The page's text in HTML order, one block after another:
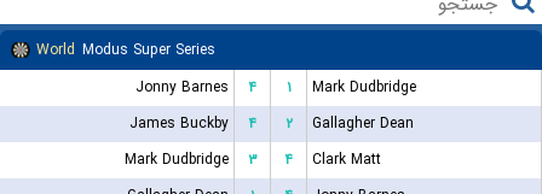
World Modus Super Series
Jonny Barnes
۴ ۱
Mark Dudbridge
James Buckby
۴ ۲
Gallagher Dean
Mark Dudbridge
۳ ۴
Clark Matt